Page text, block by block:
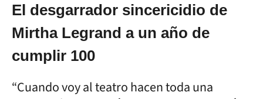
El desgarrador sincericidio de
Mirtha Legrand a un año de
cumplir 100
“Cuando voy al teatro hacen toda una